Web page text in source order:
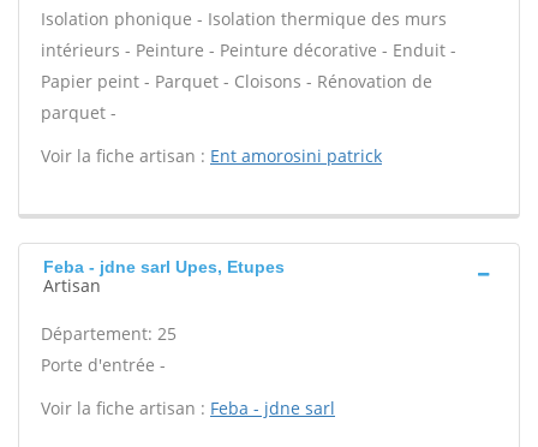
Isolation phonique - Isolation thermique des murs
intérieurs - Peinture - Peinture décorative - Enduit -
Papier peint - Parquet - Cloisons - Rénovation de
parquet -
Voir la fiche artisan : Ent amorosini patrick
Feba - jdne sarl Upes, Etupes
Artisan
Département: 25
Porte d'entrée -
Voir la fiche artisan : Feba - jdne sarl